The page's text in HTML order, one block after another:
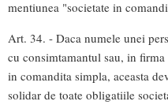
mentiunea "societate in
Art. 34. - Daca numele unei
cu consimtamantul sau, in
in comandita simpla, aceasta
solidar de toate obligatiile